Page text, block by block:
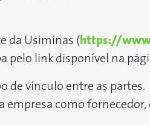
da Usiminas ( https://
pelo link disponível na
de vínculo entre as partes.
como